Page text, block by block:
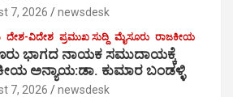
7, 2026 newsdesk
ದೇಶ-ವಿದೇಶ ಪ್ರಮುಖ ಸುದ್ದಿ ಮೈಸೂರು ರಾಜಕೀಯ
ಭಾಗದ ನಾಯಕ ಸಮುದಾಯಕ್ಕೆ
ಅನ್ಯಾಯ:ಡಾ. ಕುಮಾರ ಬಂಡಳ್ಳಿ
7, 2026 newsdesk